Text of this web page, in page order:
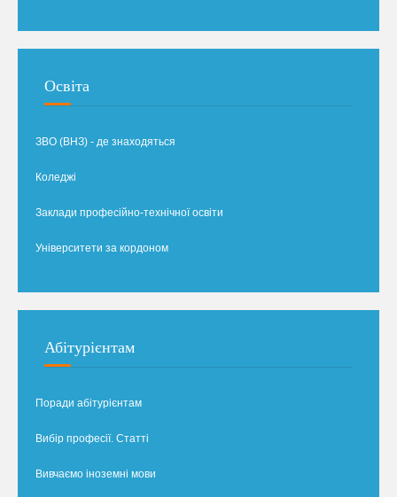
Освіта
ЗВО (ВНЗ) - де знаходяться
Коледжі
Заклади професійно-технічної освіти
Університети за кордоном
Абітурієнтам
Поради абітурієнтам
Вибір професії. Статті
Вивчаємо іноземні мови